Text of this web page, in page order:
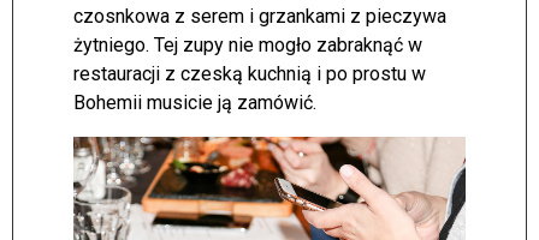
czosnkowa z serem i grzankami z pieczywa
żytniego. Tej zupy nie mogło zabraknąć w
restauracji z czeską kuchnią i po prostu w
Bohemii musicie ją zamówić.